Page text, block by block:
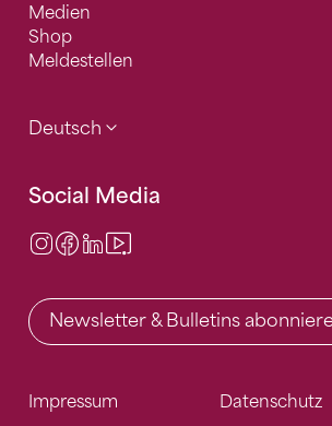
Medien
Shop
Meldestellen
Deutsch
Social Media
Instagram
Facebook
LinkedIn
Newsletter & Bulletins
Impressum Datenschutz